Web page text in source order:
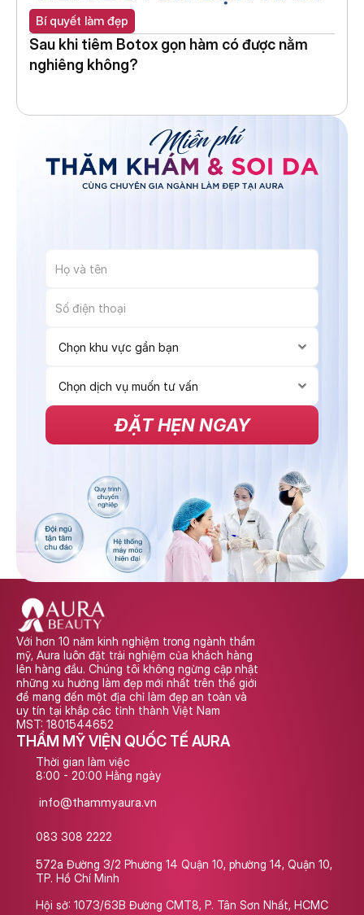
Bí quyết làm đẹp
Sau khi tiêm Botox gọn hàm có được nằm
nghiêng không?
ĐẶT HẸN NGAY
Với hơn 10 năm kinh nghiệm trong ngành thẩm
mỹ, Aura luôn đặt trải nghiệm của khách hàng
lên hàng đầu. Chúng tôi không ngừng cập nhật
những xu hướng làm đẹp mới nhất trên thế giới
để mang đến một địa chỉ làm đẹp an toàn và
uy tín tại khắp các tỉnh thành Việt Nam
MST: 1801544652
THẨM MỸ VIỆN QUỐC TẾ AURA
Thời gian làm việc
8:00 - 20:00 Hằng ngày
info@thammyaura.vn
083 308 2222
572a Đường 3/2 Phường 14 Quận 10, phường 14, Quận 10,
TP. Hồ Chí Minh
Hội sở: 1073/63B Đường CMT8, P. Tân Sơn Nhất, HCMC